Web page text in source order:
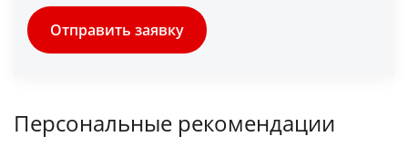
Отправить заявку
Персональные рекомендации